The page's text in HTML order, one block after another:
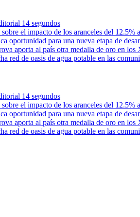
14 segundos
el impacto de los aranceles del 12.5%
oportunidad para una nueva etapa de
aporta al país otra medalla de oro en los
red de oasis de agua potable en las
14 segundos
el impacto de los aranceles del 12.5%
oportunidad para una nueva etapa de
aporta al país otra medalla de oro en los
red de oasis de agua potable en las